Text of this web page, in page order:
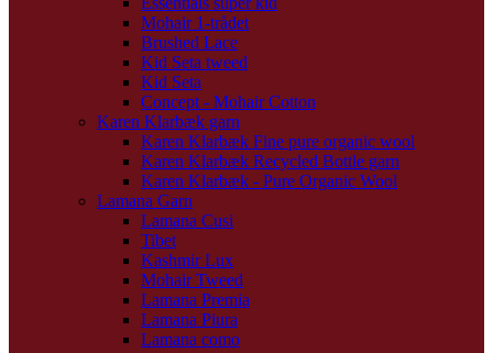
Mohair 1-trådet
Brushed Lace
Kid Seta tweed
Kid Seta
Concept - Mohair Cotton
Karen Klarbæk garn
Karen Klarbæk Fine pure organic wool
Karen Klarbæk Recycled Bottle garn
Karen Klarbæk - Pure Organic Wool
Lamana Garn
Lamana Cusi
Tibet
Kashmir Lux
Mohair Tweed
Lamana Premia
Lamana Piura
Lamana como